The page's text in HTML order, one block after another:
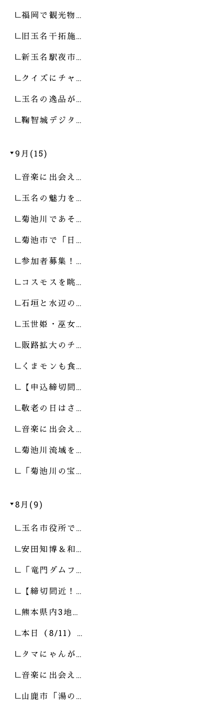
福岡で観光物…
旧玉名干拓施…
新玉名駅夜市…
クイズにチャ…
玉名の逸品が…
鞠智城デジタ…
9月(15)
音楽に出会え…
玉名の魅力を…
菊池川であそ…
菊池市で「日…
参加者募集！…
コスモスを眺…
石垣と水辺の…
玉世姫・巫女…
販路拡大のチ…
くまモンも食…
【申込締切間…
敬老の日はさ…
音楽に出会え…
菊池川流域を…
「菊池川の宝…
8月(9)
玉名市役所で…
安田知博＆和…
「竜門ダムフ…
【締切間近！…
熊本県内3地…
本日（8/11）…
タマにゃんが…
音楽に出会え…
山鹿市「湯の…